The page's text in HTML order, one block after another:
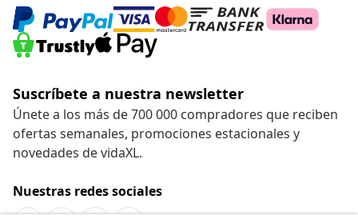
Suscríbete a nuestra newsletter
Únete a los más de 700 000 compradores que reciben
ofertas semanales, promociones estacionales y
novedades de vidaXL.
Nuestras redes sociales